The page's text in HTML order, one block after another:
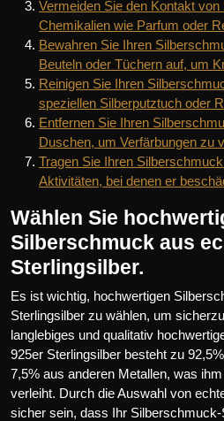
Vermeiden Sie den Kontakt
Chemikalien wie Parfum oder
Bewahren Sie Ihren
Beuteln oder Tüchern auf, um
Reinigen Sie Ihren
speziellen Silberputztuch oder
Entfernen Sie Ihren
Duschen, um Verfärbungen zu
Tragen Sie Ihren
Aktivitäten, bei denen er
Wählen Sie
Silberschmuck aus
Sterlingsilber.
Es ist wichtig, hochwertigen
Sterlingsilber zu wählen, um
langlebiges und qualitativ
925er Sterlingsilber besteht zu
7,5% aus anderen Metallen, was
verleiht. Durch die Auswahl von
sicher sein, dass Ihr